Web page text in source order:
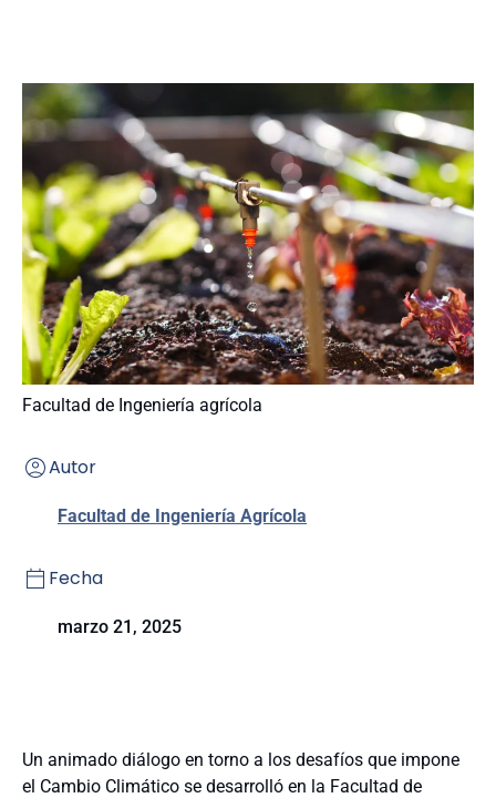
Facultad de Ingeniería agrícola
Autor
Facultad de Ingeniería Agrícola
Fecha
marzo 21, 2025
Un animado diálogo en torno a los desafíos que impone
el Cambio Climático se desarrolló en la Facultad de